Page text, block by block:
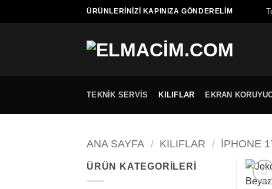
atla
ÜRÜNLERINIZI KAPINIZA GÖNDERELIM
TEKNIK SERVIS KILIFLAR EKRAN
ANA SAYFA / KILIFLAR / IPHONE
ÜRÜN KATEGORILERI